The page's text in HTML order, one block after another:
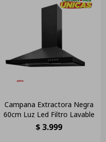
Campana Extractora Negra
60cm Luz Led Filtro Lavable
$3.999